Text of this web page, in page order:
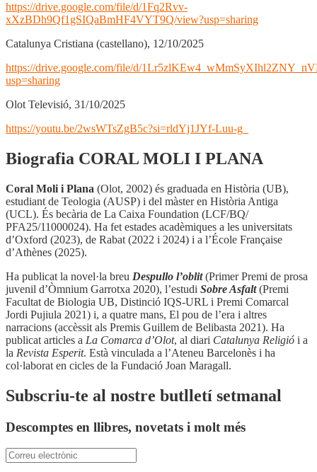
https://drive.google.com/file/d/1Fq2Rvv-
xXzBDh9Qf1gSIQaBmHF4VYT9Q/view?usp=sharing
Catalunya Cristiana (castellano), 12/10/2025
https://drive.google.com/file/d/
usp=sharing
Olot Televisió, 31/10/2025
https://youtu.be/2wsWTsZgB5c?si=rldYj1JYf-Luu-g_
Biografia CORAL MOLI I PLANA
Coral Moli i Plana (Olot, 2002) és graduada en Història (UB),
estudiant de Teologia (AUSP) i del màster en Història Antiga
(UCL). És becària de La Caixa Foundation (LCF/BQ/
PFA25/11000024). Ha fet estades acadèmiques a les universitats
d’Oxford (2023), de Rabat (2022 i 2024) i a l’École Française
d’Athènes (2025).
Ha publicat la novel·la breu Despullo l’oblit(Primer Premi de prosa
juvenil d’Òmnium Garrotxa 2020), l’estudi Sobre Asfalt(Premi
Facultat de Biologia UB, Distinció IQS-URL i Premi Comarcal
Jordi Pujiula 2021) i, a quatre mans, El pou de l’era i altres
narracions (accèssit als Premis Guillem de Belibasta 2021). Ha
publicat articles a La Comarca d’Olot, al diari Catalunya Religió i a
la Revista Esperit. Està vinculada a l’Ateneu Barcelonès i ha
col·laborat en cicles de la Fundació Joan Maragall.
Subscriu-te al nostre butlletí setmanal
Descomptes en llibres, novetats i molt més